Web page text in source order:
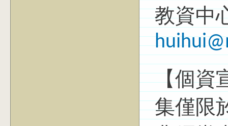
教資中
【個資
集僅限